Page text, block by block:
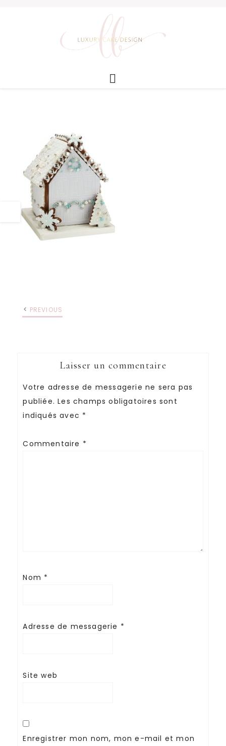
PREVIOUS
Laisser un commentaire
Votre adresse de messagerie ne sera pas
publiée. Les champs obligatoires sont
indiqués avec *
Commentaire *
Nom *
Adresse de messagerie *
Site web
Enregistrer mon nom, mon e-mail et mon